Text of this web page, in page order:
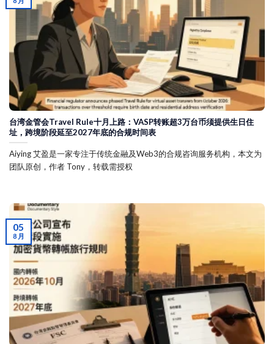
台湾金管会Travel Rule十月上路：VASP转账超3万台币须提供生日住
址，跨境阶段延至2027年底的合规时间表
Aiying 艾盈是一家专注于传统金融及Web3的合规咨询服务机构，本文为
团队原创，作者 Tony，转载需授权
05
8 月